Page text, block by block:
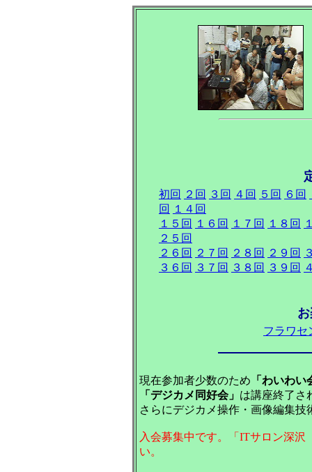
初回 ２回 ３回 ４回 ５回 ６回
回
１４回
１５回
１６回 １７回 １８回
２５回
２６回
２７回 ２８回 ２９回
３６回
３７回 ３８回 ３９回
フラワセ
現在参加者少数のため 「わいわい
「デジカメ同好会」 は講座終了さ
さらにデジカメ操作・画像編集
入会募集中です。「ITサロン深
い。